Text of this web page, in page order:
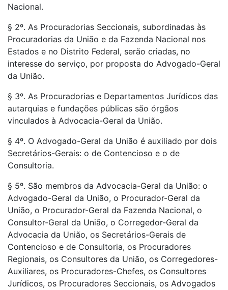
Nacional.
§ 2º. As Procuradorias Seccionais, subordinadas às
Procuradorias da União e da Fazenda Nacional nos
Estados e no Distrito Federal, serão criadas, no
interesse do serviço, por proposta do Advogado-Geral
da União.
§ 3º. As Procuradorias e Departamentos Jurídicos das
autarquias e fundações públicas são órgãos
vinculados à Advocacia-Geral da União.
§ 4º. O Advogado-Geral da União é auxiliado por dois
Secretários-Gerais: o de Contencioso e o de
Consultoria.
§ 5º. São membros da Advocacia-Geral da União: o
Advogado-Geral da União, o Procurador-Geral da
União, o Procurador-Geral da Fazenda Nacional, o
Consultor-Geral da União, o Corregedor-Geral da
Advocacia da União, os Secretários-Gerais de
Contencioso e de Consultoria, os Procuradores
Regionais, os Consultores da União, os Corregedores-
Auxiliares, os Procuradores-Chefes, os Consultores
Jurídicos, os Procuradores Seccionais, os Advogados